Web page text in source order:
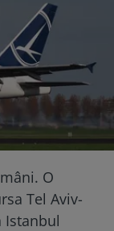
O
Tel Aviv-
Istanbul